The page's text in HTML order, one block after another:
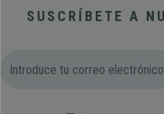
SUSCRÍBETE A